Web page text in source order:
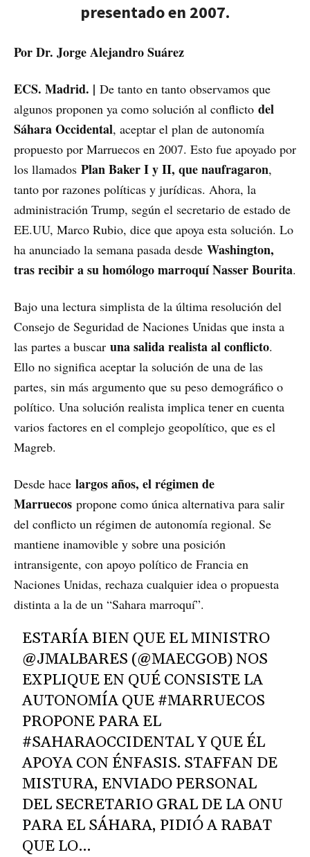
presentado en 2007.
Por Dr. Jorge Alejandro Suárez
ECS. Madrid. | De tanto en tanto observamos que
algunos proponen ya como solución al conflicto del
Sáhara Occidental, aceptar el plan de autonomía
propuesto por Marruecos en 2007. Esto fue apoyado por
los llamados Plan Baker I y II, que naufragaron,
tanto por razones políticas y jurídicas. Ahora, la
administración Trump, según el secretario de estado de
EE.UU, Marco Rubio, dice que apoya esta solución. Lo
ha anunciado la semana pasada desde Washington,
tras recibir a su homólogo marroquí Nasser Bourita.
Bajo una lectura simplista de la última resolución del
Consejo de Seguridad de Naciones Unidas que insta a
las partes a buscar una salida realista al conflicto.
Ello no significa aceptar la solución de una de las
partes, sin más argumento que su peso demográfico o
político. Una solución realista implica tener en cuenta
varios factores en el complejo geopolítico, que es el
Magreb.
Desde hace largos años, el régimen de
Marruecos propone como única alternativa para salir
del conflicto un régimen de autonomía regional. Se
mantiene inamovible y sobre una posición
intransigente, con apoyo político de Francia en
Naciones Unidas, rechaza cualquier idea o propuesta
distinta a la de un “Sahara marroquí”.
ESTARÍA BIEN QUE EL MINISTRO
@JMALBARES (@MAECGOB) NOS
EXPLIQUE EN QUÉ CONSISTE LA
AUTONOMÍA QUE #MARRUECOS
PROPONE PARA EL
#SAHARAOCCIDENTALY QUE ÉL
APOYA CON ÉNFASIS. STAFFAN DE
MISTURA, ENVIADO PERSONAL
DEL SECRETARIO GRAL DE LA ONU
PARA EL SÁHARA, PIDIÓ A RABAT
QUE LO…